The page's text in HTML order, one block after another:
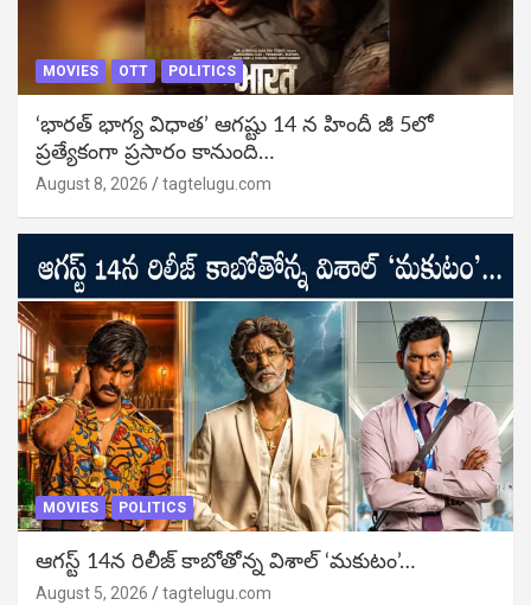
MOVIES OTT POLITICS
‘భారత్ భాగ్య విధాత’ ఆగష్టు 14 న హిందీ జీ 5లో
ప్రత్యేకంగా ప్రసారం కానుంది…
August 8, 2026 tagtelugu.com
MOVIES POLITICS
ఆగస్ట్ 14న రిలీజ్ కాబోతోన్న విశాల్ ‘మకుటం’…
August 5, 2026 tagtelugu.com